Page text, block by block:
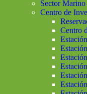
Sector
Centro de
Centro